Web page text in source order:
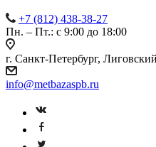
+7 (812) 438-38-27
Пн. – Пт.: с 9:00 до 18:00
г. Санкт-Петербург,
info@metbazaspb.ru